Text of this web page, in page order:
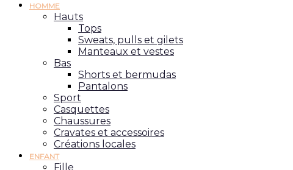
HOMME
Hauts
Tops
Sweats, pulls et gilets
Manteaux et vestes
Bas
Shorts et bermudas
Pantalons
Sport
Casquettes
Chaussures
Cravates et accessoires
Créations locales
ENFANT
Fille